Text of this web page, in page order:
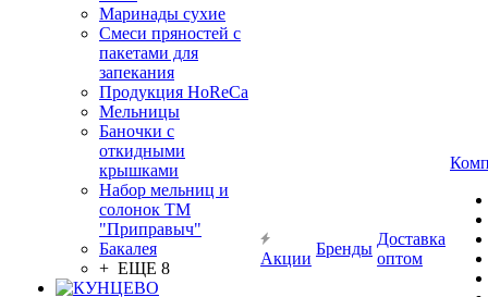
Маринады сухие
Смеси пряностей с
пакетами для
запекания
Продукция HoReCa
Мельницы
Баночки с
откидными
крышками
Набор мельниц и
солонок ТМ
"Приправыч"
Бакалея
+ ЕЩЕ 8
Акции
Бренды
Доставка
оптом